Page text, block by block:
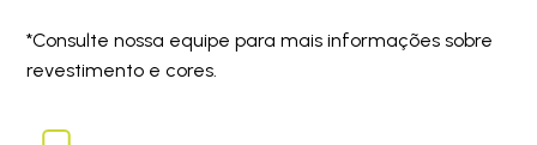
*Consulte nossa equipe para mais informações sobre
revestimento e cores.